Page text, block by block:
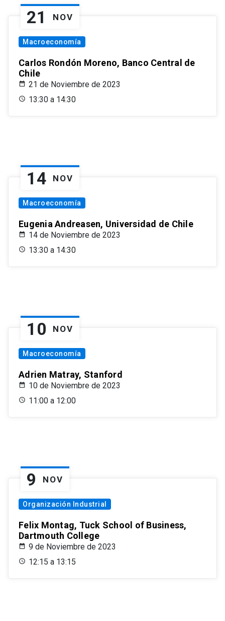
21 NOV
Macroeconomía
Carlos Rondón Moreno, Banco Central de
Chile
21 de Noviembre de 2023
13:30 a 14:30
14 NOV
Macroeconomía
Eugenia Andreasen, Universidad de Chile
14 de Noviembre de 2023
13:30 a 14:30
10 NOV
Macroeconomía
Adrien Matray, Stanford
10 de Noviembre de 2023
11:00 a 12:00
9 NOV
Organización Industrial
Felix Montag, Tuck School of Business,
Dartmouth College
9 de Noviembre de 2023
12:15 a 13:15